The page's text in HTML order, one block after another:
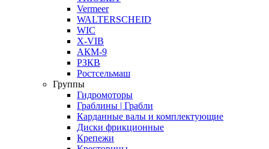
Vermeer
WALTERSCHEID
WIC
X-VIB
АКМ-9
РЗКВ
Ростсельмаш
Группы
Гидромоторы
Граблины | Грабли
Карданные валы и комплектующие
Диски фрикционные
Крепежи